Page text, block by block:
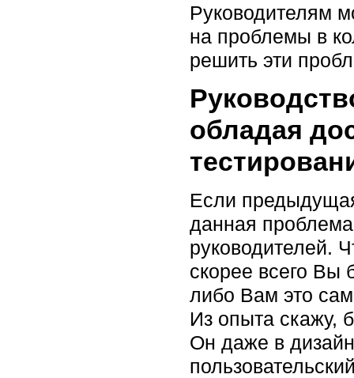
Руководителям
на проблемы в
решить эти
обладая
Если
данная
руководителей.
скорее всего Вы
либо Вам это
Из опыта скажу,
Он даже в